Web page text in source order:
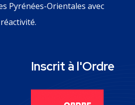
Pyrénées-Orientales avec
Inscrit à l'Ordre